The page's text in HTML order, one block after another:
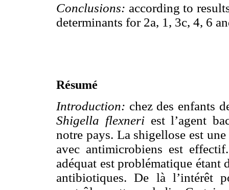
Conclusions: according to
determinants for 2a, 1, 3c, 4, 6
Résumé
Introduction: chez des enfants
Shigella flexneriest l’agent
notre pays. La shigellose est
avec antimicrobiens est
adéquat est problématique étant
antibiotiques. De là l’intérêt